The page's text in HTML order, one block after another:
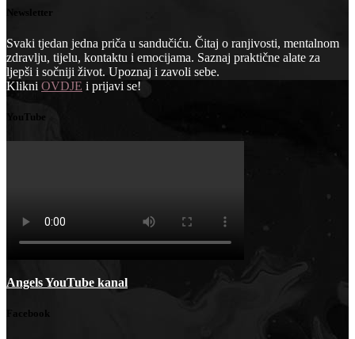
Newsletter
Svaki tjedan jedna priča u sandučiću. Čitaj o ranjivosti, mentalnom
zdravlju, tijelu, kontaktu i emocijama. Saznaj praktične alate za
ljepši i sočniji život. Upoznaj i zavoli sebe.
Klikni OVDJE i prijavi se!
YouTube
Angels YouTube kanal
Facebook